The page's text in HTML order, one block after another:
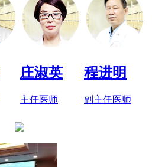
庄淑英
主任医师
程进明
副主任医师